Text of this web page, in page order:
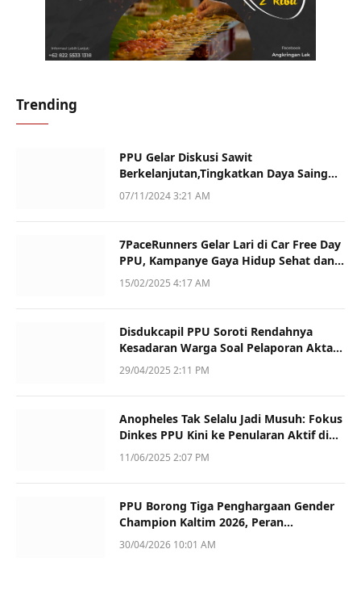
Trending
PPU Gelar Diskusi Sawit
Berkelanjutan,Tingkatkan Daya Saing
dan Kualitas
07/11/2024 3:21 AM
7PaceRunners Gelar Lari di Car Free Day
PPU, Kampanye Gaya Hidup Sehat dan
Dukung UMKM
15/02/2025 4:17 AM
Disdukcapil PPU Soroti Rendahnya
Kesadaran Warga Soal Pelaporan Akta
Kematian
29/04/2025 2:11 PM
Anopheles Tak Selalu Jadi Musuh: Fokus
Dinkes PPU Kini ke Penularan Aktif di
Sotek
11/06/2025 2:07 PM
PPU Borong Tiga Penghargaan Gender
Champion Kaltim 2026, Peran
Perempuan Jadi Sorotan
30/04/2026 10:01 AM